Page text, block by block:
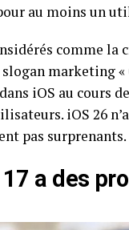
au moins un
comme la
marketing
iOS au cours
iOS 26
pas surprenants.
a des